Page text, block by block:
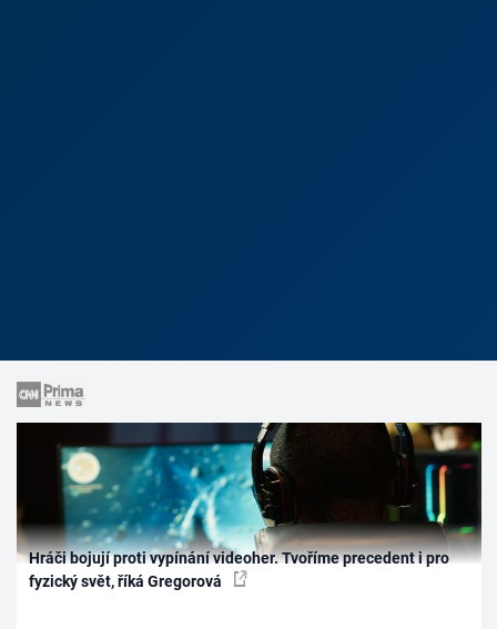
Hráči bojují proti vypínání videoher. Tvoříme precedent i pro
fyzický svět, říká Gregorová